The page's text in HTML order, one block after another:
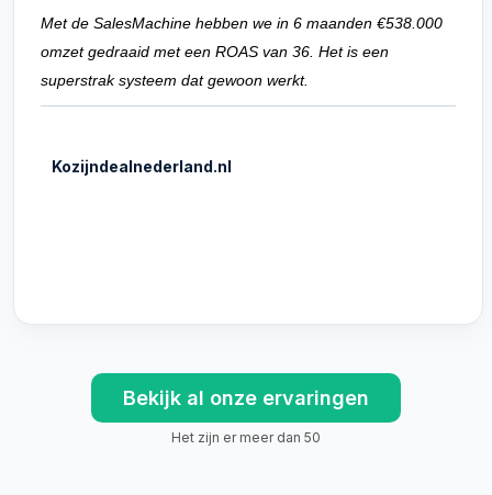
Met de SalesMachine hebben we in 6 maanden €538.000
omzet gedraaid met een ROAS van 36. Het is een
superstrak systeem dat gewoon werkt.
Kozijndealnederland.nl
Bekijk al onze ervaringen
Het zijn er meer dan 50